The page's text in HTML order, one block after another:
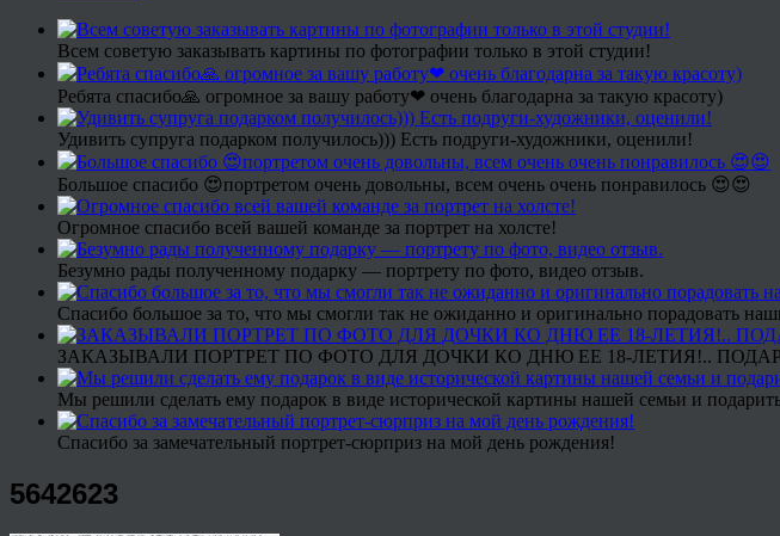
Всем советую заказывать картины по фотографии только в этой студии!
Ребята спасибо🙏 огромное за вашу работу❤ очень благодарна за такую красоту)
Удивить супруга подарком получилось))) Есть подруги-художники, оценили!
Большое спасибо 😍портретом очень довольны, всем очень очень понравилось 😍😍
Огромное спасибо всей вашей команде за портрет на холсте!
Безумно рады полученному подарку — портрету по фото, видео отзыв.
Спасибо большое за то, что мы смогли так не ожиданно и оригинально порадовать
ЗАКАЗЫВАЛИ ПОРТРЕТ ПО ФОТО ДЛЯ ДОЧКИ КО ДНЮ ЕЕ 18-ЛЕТИЯ!..
Мы решили сделать ему подарок в виде исторической картины нашей семьи и
Спасибо за замечательный портрет-сюрприз на мой день рождения!
5642623